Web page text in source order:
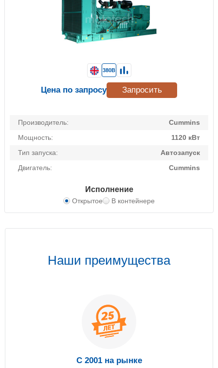
Производитель:
Cummins
Мощность:
1120 кВт
Тип запуска:
Автозапуск
Двигатель:
Cummins
Исполнение
Открытое В контейнере
380В
Цена по запросу Запросить
Наши преимущества
С 2001 на рынке